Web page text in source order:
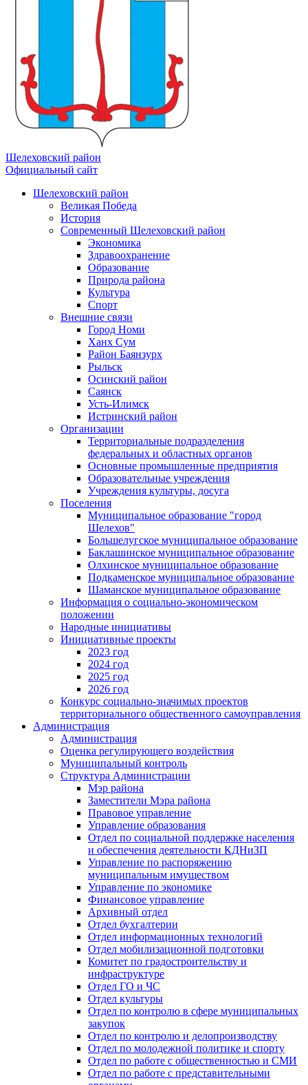
Шелеховский район
Официальный сайт
Шелеховский район
Великая Победа
История
Современный Шелеховский район
Экономика
Здравоохранение
Образование
Природа района
Культура
Спорт
Внешние связи
Город Номи
Ханх Сум
Район Баянзурх
Рыльск
Осинский район
Саянск
Усть-Илимск
Истринский район
Организации
Территориальные подразделения
федеральных и областных органов
Основные промышленные предприятия
Образовательные учреждения
Учреждения культуры, досуга
Поселения
Муниципальное образование "город
Шелехов"
Большелугское муниципальное образование
Баклашинское муниципальное образование
Олхинское муниципальное образование
Подкаменское муниципальное образование
Шаманское муниципальное образование
Информация о социально-экономическом
положении
Народные инициативы
Инициативные проекты
2023 год
2024 год
2025 год
2026 год
Конкурс социально-значимых проектов
территориального общественного самоуправления
Администрация
Администрация
Оценка регулирующего воздействия
Муниципальный контроль
Структура Администрации
Мэр района
Заместители Мэра района
Правовое управление
Управление образования
Отдел по социальной поддержке населения
и обеспечения деятельности КДНиЗП
Управление по распоряжению
муниципальным имуществом
Управление по экономике
Финансовое управление
Архивный отдел
Отдел бухгалтерии
Отдел информационных технологий
Отдел мобилизационной подготовки
Комитет по градостроительству и
инфраструктуре
Отдел ГО и ЧС
Отдел культуры
Отдел по контролю в сфере муниципальных
закупок
Отдел по контролю и делопроизводству
Отдел по молодежной политике и спорту
Отдел по работе с общественностью и СМИ
Отдел по работе с представительными